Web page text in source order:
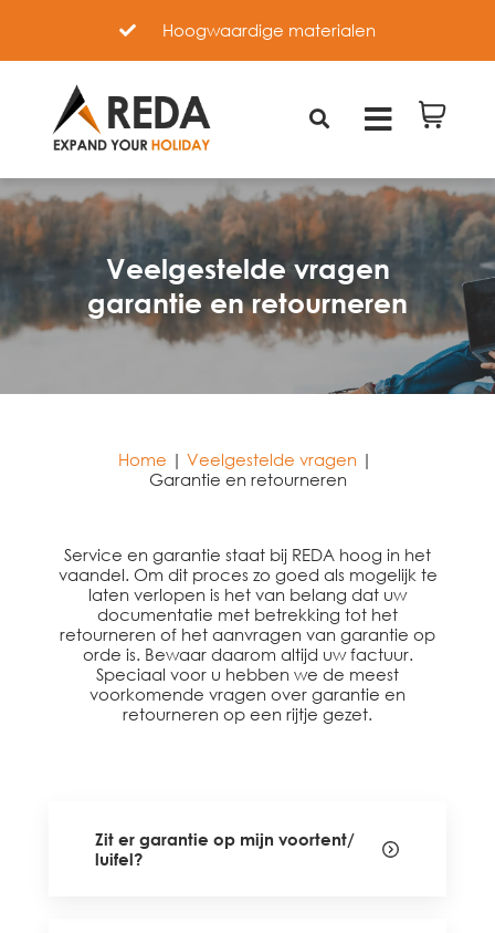
Hoogwaardige materialen
Veelgestelde vragen
garantie en retourneren
Home | Veelgestelde vragen |
Garantie en retourneren
Service en garantie staat bij REDA hoog in het
vaandel. Om dit proces zo goed als mogelijk te
laten verlopen is het van belang dat uw
documentatie met betrekking tot het
retourneren of het aanvragen van garantie op
orde is. Bewaar daarom altijd uw factuur.
Speciaal voor u hebben we de meest
voorkomende vragen over garantie en
retourneren op een rijtje gezet.
Zit er garantie op mijn voortent/
luifel?